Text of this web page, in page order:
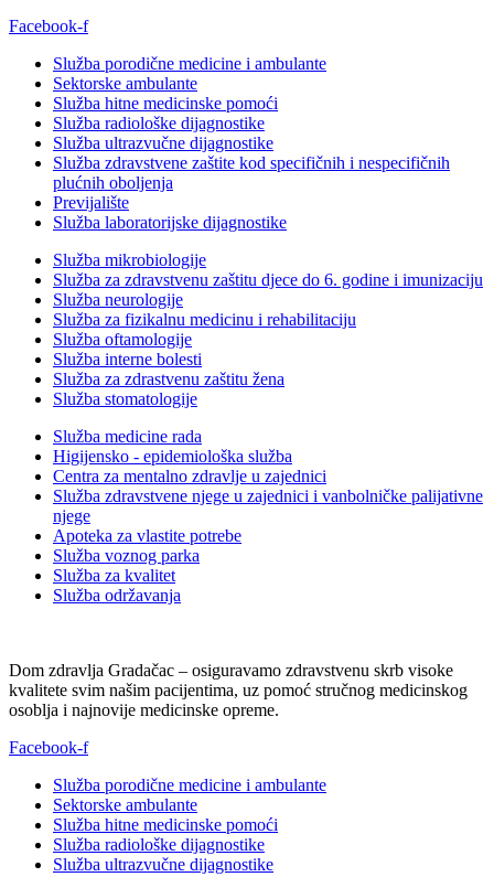
Facebook-f
Služba porodične medicine i ambulante
Sektorske ambulante
Služba hitne medicinske pomoći
Služba radiološke dijagnostike
Služba ultrazvučne dijagnostike
Služba zdravstvene zaštite kod specifičnih i nespecifičnih
plućnih oboljenja
Previjalište
Služba laboratorijske dijagnostike
Služba mikrobiologije
Služba za zdravstvenu zaštitu djece do 6. godine i imunizaciju
Služba neurologije
Služba za fizikalnu medicinu i rehabilitaciju
Služba oftamologije
Služba interne bolesti
Služba za zdrastvenu zaštitu žena
Služba stomatologije
Služba medicine rada
Higijensko - epidemiološka služba
Centra za mentalno zdravlje u zajednici
Služba zdravstvene njege u zajednici i vanbolničke palijativne
njege
Apoteka za vlastite potrebe
Služba voznog parka
Služba za kvalitet
Služba održavanja
Dom zdravlja Gradačac – osiguravamo zdravstvenu skrb visoke
kvalitete svim našim pacijentima, uz pomoć stručnog medicinskog
osoblja i najnovije medicinske opreme.
Facebook-f
Služba porodične medicine i ambulante
Sektorske ambulante
Služba hitne medicinske pomoći
Služba radiološke dijagnostike
Služba ultrazvučne dijagnostike